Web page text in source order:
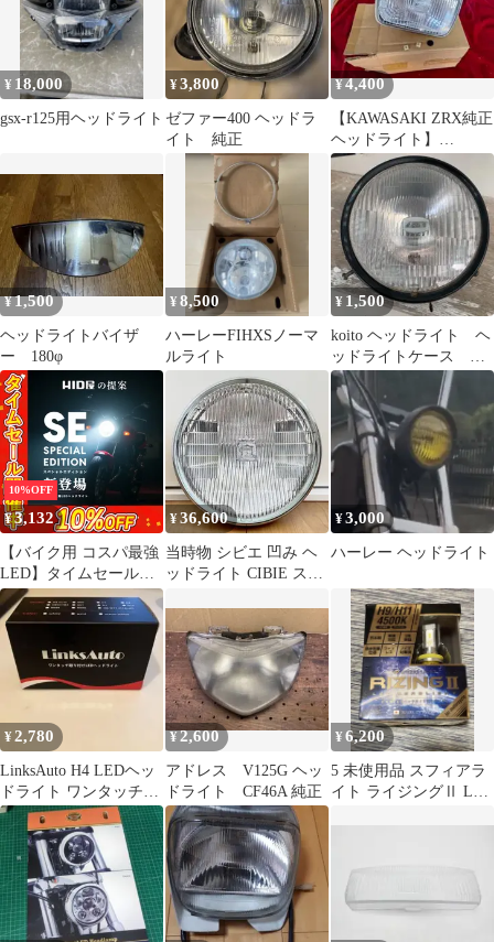
¥ 18,000
gsx-r125用ヘッドライト
¥3,800
ゼファー400 ヘッドラ
イト 純正
¥4,400
【KAWASAKI ZRX純正
ヘッドライト】
STANLEY 角型
¥1,500
ヘッドライトバイザ
ー 180φ
¥8,500
ハーレーFIHXSノーマ
ルライト
¥ 1,500
koito ヘッドライト ヘ
ッドライトケース 管
理番号197
10%OFF
¥3,132
【バイク用 コスパ最強
LED】タイムセール
10%OFF！即日発送！
【HID屋 公式ショッ
プ】ヘッドライト H4
H7 バルブ 1灯 SE スペ
シャルエディション ス
ハイパワー 18300cd ホ
ワイト ハロゲン色 送料
無料/車検対応
¥36,600
当時物 シビエ 凹み ヘ
ッドライト CIBIE スー
¥3,000
ハーレー ヘッドライト
¥2,780
LinksAuto H4 LEDヘッ
ドライト ワンタッチ取
り付け
¥2,600
アドレス V125G ヘッ
ドライト CF46A 純正
¥6,200
5 未使用品 スフィアラ
イト ライジングⅡ LED